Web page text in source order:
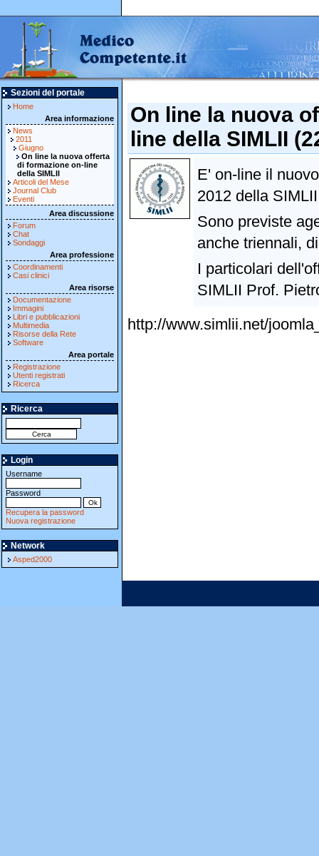
Sezioni del portale
Home
Area informazione
News
2011
Giugno
On line la nuova offerta
di formazione on-line
della SIMLII
Articoli del Mese
Journal Club
Eventi
Area discussione
Forum
Chat
Sondaggi
Area professione
Coordinamenti
Casi clinici
Area risorse
Documentazione
Immagini
Libri e pubblicazioni
Multimedia
Risorse della Rete
Software
Area portale
Registrazione
Utenti registrati
Ricerca
Ricerca
Login
Username
Password
Recupera la password
Nuova registrazione
Network
Asped2000
On line la nuova
line della SIMLII
E' on-line il
2012 della
Sono previste
anche triennali,
I particolari
SIMLII Prof.
http://www.simlii.net/